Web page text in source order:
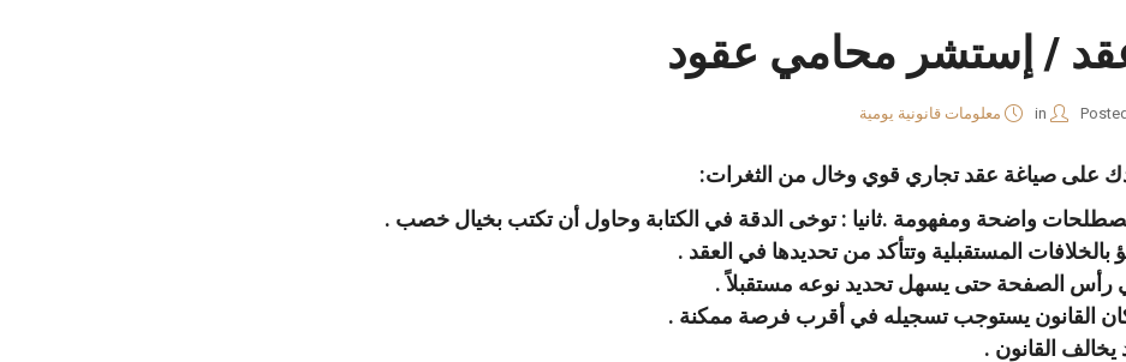
/ إستشر محامي عقود
in معلومات قانونية يومية
على صياغة عقد تجاري قوي وخال من الثغرات:
واضحة ومفهومة .ثانيا : توخى الدقة في الكتابة وحاول أن تكتب بخيال خصب .
بالخلافات المستقبلية وتتأكد من تحديدها في العقد .
رأس الصفحة حتى يسهل تحديد نوعه مستقبلاً .
القانون يستوجب تسجيله في أقرب فرصة ممكنة .
القانون .